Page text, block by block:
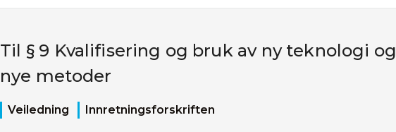
Til § 9 Kvalifisering og bruk av ny teknologi og
nye metoder
Veiledning Innretningsforskriften